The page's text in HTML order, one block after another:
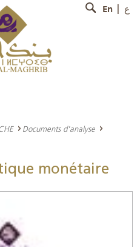
En ع
Documents d'analyse
monétaire